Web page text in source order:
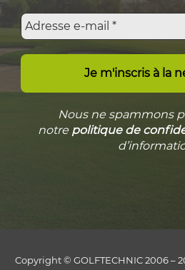
Nous ne spammons
notre politique de
Copyright © GOLFTECHNIC 2006 –